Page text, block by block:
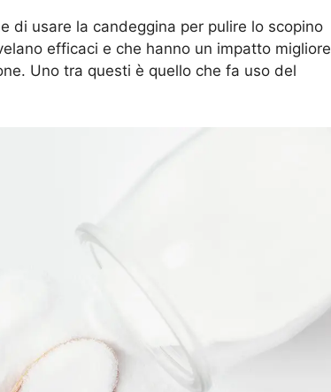
di usare la candeggina per pulire lo scopino
efficaci e che hanno un impatto migliore
Uno tra questi è quello che fa uso del